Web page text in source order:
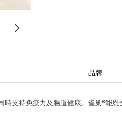
品牌
支持免疫力及腸道健康。雀巢®能